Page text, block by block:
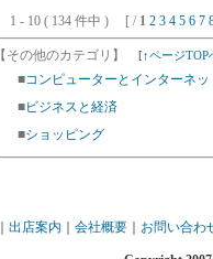
1 - 10 ( 134 件中 ) [ / 1 2 3 4 5 6 7
【その他のカテゴリ】 [↑ページTOP
■コンピューターとインターネッ
■ビジネスと経済
■ショッピング
出店案内 会社概要 お問い合わ